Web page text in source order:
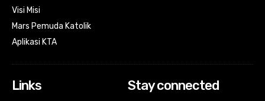
Visi Misi
Mars Pemuda Katolik
Aplikasi KTA
Links Stay connected